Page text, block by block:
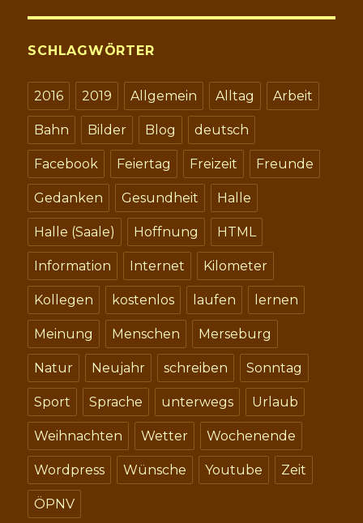
SCHLAGWÖRTER
2016 2019 Allgemein Alltag Arbeit
Bahn Bilder Blog deutsch
Facebook Feiertag Freizeit Freunde
Gedanken Gesundheit Halle
Halle (Saale) Hoffnung HTML
Information Internet Kilometer
Kollegen kostenlos laufen lernen
Meinung Menschen Merseburg
Natur Neujahr schreiben Sonntag
Sport Sprache unterwegs Urlaub
Weihnachten Wetter Wochenende
Wordpress Wünsche Youtube Zeit
ÖPNV